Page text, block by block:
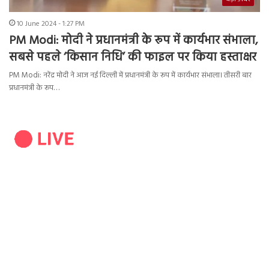
10 June 2024 - 1:27 PM
PM Modi: मोदी ने प्रधानमंत्री के रूप में कार्यभार संभाला,
सबसे पहले ‘किसान निधि’ की फाइल पर किया हस्ताक्षर
PM Modi: नरेंद्र मोदी ने आज नई दिल्ली में प्रधानमंत्री के रूप में कार्यभार संभाला। तीसरी बार
प्रधानमंत्री के रूप…